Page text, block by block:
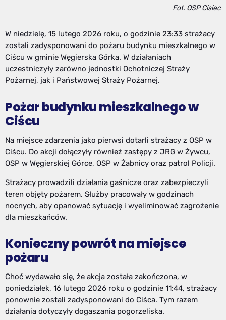
Fot. OSP Cisiec
W niedzielę, 15 lutego 2026 roku, o godzinie 23:33 strażacy
zostali zadysponowani do pożaru budynku mieszkalnego w
Ciścu w gminie Węgierska Górka. W działaniach
uczestniczyły zarówno jednostki Ochotniczej Straży
Pożarnej, jak i Państwowej Straży Pożarnej.
Pożar budynku mieszkalnego w
Ciścu
Na miejsce zdarzenia jako pierwsi dotarli strażacy z OSP w
Ciścu. Do akcji dołączyły również zastępy z JRG w Żywcu,
OSP w Węgierskiej Górce, OSP w Żabnicy oraz patrol Policji.
Strażacy prowadzili działania gaśnicze oraz zabezpieczyli
teren objęty pożarem. Służby pracowały w godzinach
nocnych, aby opanować sytuację i wyeliminować zagrożenie
dla mieszkańców.
Konieczny powrót na miejsce
pożaru
Choć wydawało się, że akcja została zakończona, w
poniedziałek, 16 lutego 2026 roku o godzinie 11:44, strażacy
ponownie zostali zadysponowani do Ciśca. Tym razem
działania dotyczyły dogaszania pogorzeliska.